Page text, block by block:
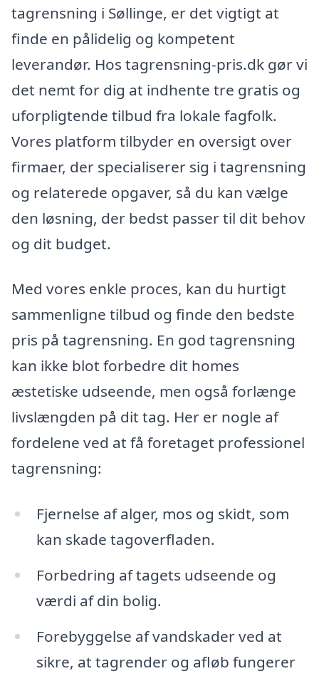
tagrensning i Søllinge, er det vigtigt at
finde en pålidelig og kompetent
leverandør. Hos tagrensning-pris.dk gør vi
det nemt for dig at indhente tre gratis og
uforpligtende tilbud fra lokale fagfolk.
Vores platform tilbyder en oversigt over
firmaer, der specialiserer sig i tagrensning
og relaterede opgaver, så du kan vælge
den løsning, der bedst passer til dit behov
og dit budget.
Med vores enkle proces, kan du hurtigt
sammenligne tilbud og finde den bedste
pris på tagrensning. En god tagrensning
kan ikke blot forbedre dit homes
æstetiske udseende, men også forlænge
livslængden på dit tag. Her er nogle af
fordelene ved at få foretaget professionel
tagrensning:
Fjernelse af alger, mos og skidt, som
kan skade tagoverfladen.
Forbedring af tagets udseende og
værdi af din bolig.
Forebyggelse af vandskader ved at
sikre, at tagrender og afløb fungerer